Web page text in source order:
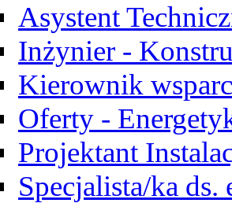
Asystent
Inżynier -
Kierownik
Oferty -
Projektant
Specjalista/ka